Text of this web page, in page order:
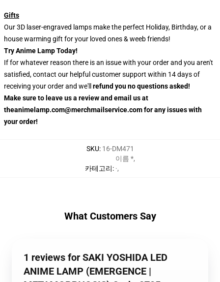
Gifts
Our 3D laser-engraved lamps make the perfect Holiday, Birthday, or a
house warming gift for your loved ones & weeb friends!
Try Anime Lamp Today!
If for whatever reason there is an issue with your order and you aren't
satisfied, contact our helpful customer support within 14 days of
receiving your order and we'll refund you no questions asked!
Make sure to leave us a review and email us at
theanimelamp.com@merchmailservice.com for any issues with
your order!
SKU: 16-DM471
카테고리:
이름 *,
·,
What Customers Say
1 reviews for SAKI YOSHIDA LED
ANIME LAMP (EMERGENCE |